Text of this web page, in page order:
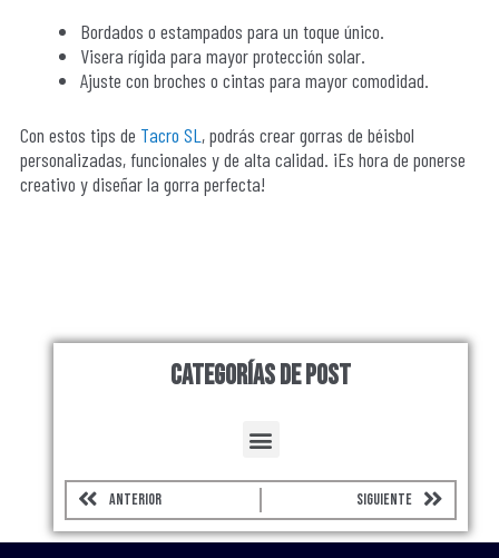
Bordados o estampados para un toque único.
Visera rígida para mayor protección solar.
Ajuste con broches o cintas para mayor comodidad.
Con estos tips de Tacro SL , podrás crear gorras de béisbol
personalizadas, funcionales y de alta calidad. ¡Es hora de ponerse
creativo y diseñar la gorra perfecta!
Categorías de Post
Menu
Prev
ANTERIOR SIGUIENTE Next